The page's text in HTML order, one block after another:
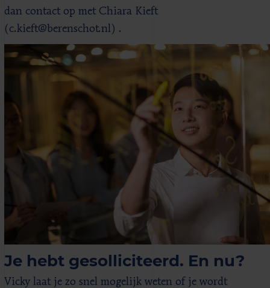
dan contact op met Chiara Kieft
(c.kieft@berenschot.nl) .
Je hebt gesolliciteerd. En nu?
Vicky laat je zo snel mogelijk weten of je wordt